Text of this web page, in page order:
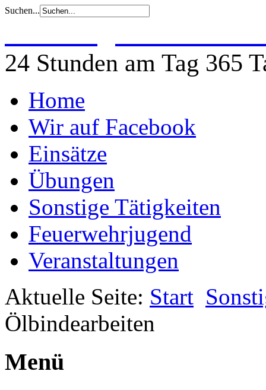
Suchen...
24 Stunden am Tag 365
Home
Wir auf Facebook
Einsätze
Übungen
Sonstige Tätigkeiten
Feuerwehrjugend
Veranstaltungen
Aktuelle Seite: Start
Ölbindearbeiten
Menü